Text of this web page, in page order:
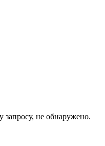
запросу, не обнаружено.